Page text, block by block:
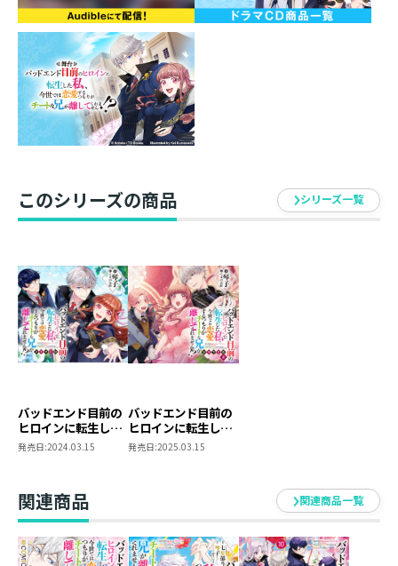
レーネ・ウェインライト：鈴代紗弓
ユリウス・ウェインライト：内田雄馬
吉田（マクシミリアン・スタイナー）：石川界人
セオドア・リンドグレーン：梅原裕一郎
ヴィリー・マクラウド：畠中 祐
アーノルド・エッカート：天崎滉平
ラインハルト・ノークス：白井悠介
このシリーズの商品 シリーズ一覧
バッドエンド目前の
ヒロインに転生した
私、今世では恋愛す
発売日:2024.03.15
バッドエンド目前の
ヒロインに転生した
私、今世では恋愛す
発売日:2025.03.15
関連商品 関連商品一覧